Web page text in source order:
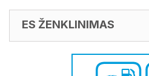
ES ŽENKLINIMAS